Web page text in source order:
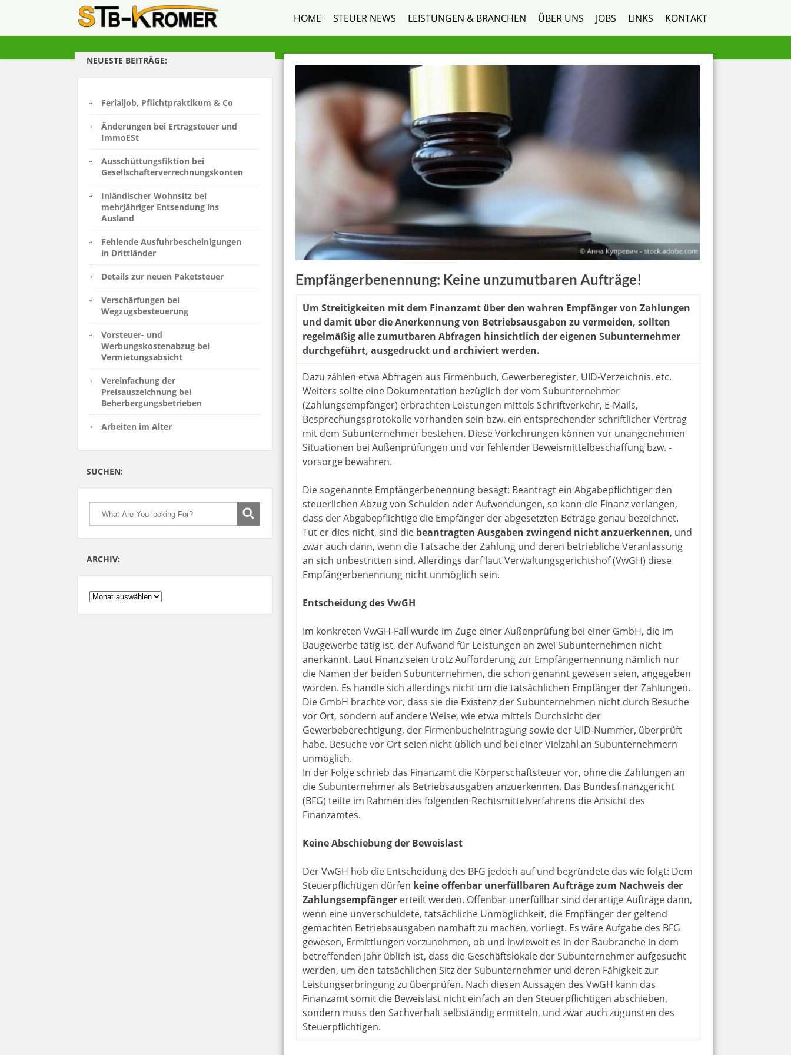
HOME STEUER NEWS LEISTUNGEN & BRANCHEN ÜBER UNS JOBS LINKS KONTAKT
NEUESTE BEITRÄGE:
Ferialjob, Pflichtpraktikum & Co
Änderungen bei Ertragsteuer und
ImmoESt
Ausschüttungsfiktion bei
Gesellschafterverrechnungskonten
Inländischer Wohnsitz bei
mehrjähriger Entsendung ins
Ausland
Fehlende Ausfuhrbescheinigungen
in Drittländer
Details zur neuen Paketsteuer
Verschärfungen bei
Wegzugsbesteuerung
Vorsteuer- und
Werbungskostenabzug bei
Vermietungsabsicht
Vereinfachung der
Preisauszeichnung bei
Beherbergungsbetrieben
Arbeiten im Alter
SUCHEN:
ARCHIV:
ARCHIV:
Empfängerbenennung: Keine unzumutbaren Aufträge!
Um Streitigkeiten mit dem Finanzamt über den wahren Empfänger von Zahlungen
und damit über die Anerkennung von Betriebsausgaben zu vermeiden, sollten
regelmäßig alle zumutbaren Abfragen hinsichtlich der eigenen Subunternehmer
durchgeführt, ausgedruckt und archiviert werden.
Dazu zählen etwa Abfragen aus Firmenbuch, Gewerberegister, UID-Verzeichnis, etc.
Weiters sollte eine Dokumentation bezüglich der vom Subunternehmer
(Zahlungsempfänger) erbrachten Leistungen mittels Schriftverkehr, E-Mails,
Besprechungsprotokolle vorhanden sein bzw. ein entsprechender schriftlicher Vertrag
mit dem Subunternehmer bestehen. Diese Vorkehrungen können vor unangenehmen
Situationen bei Außenprüfungen und vor fehlender Beweismittelbeschaffung bzw. -
vorsorge bewahren.
Die sogenannte Empfängerbenennung besagt: Beantragt ein Abgabepflichtiger den
steuerlichen Abzug von Schulden oder Aufwendungen, so kann die Finanz verlangen,
dass der Abgabepflichtige die Empfänger der abgesetzten Beträge genau bezeichnet.
Tut er dies nicht, sind die beantragten Ausgaben zwingend nicht anzuerkennen, und
zwar auch dann, wenn die Tatsache der Zahlung und deren betriebliche Veranlassung
an sich unbestritten sind. Allerdings darf laut Verwaltungsgerichtshof (VwGH) diese
Empfängerbenennung nicht unmöglich sein.
Entscheidung des VwGH
Im konkreten VwGH-Fall wurde im Zuge einer Außenprüfung bei einer GmbH, die im
Baugewerbe tätig ist, der Aufwand für Leistungen an zwei Subunternehmen nicht
anerkannt. Laut Finanz seien trotz Aufforderung zur Empfängernennung nämlich nur
die Namen der beiden Subunternehmen, die schon genannt gewesen seien, angegeben
worden. Es handle sich allerdings nicht um die tatsächlichen Empfänger der Zahlungen.
Die GmbH brachte vor, dass sie die Existenz der Subunternehmen nicht durch Besuche
vor Ort, sondern auf andere Weise, wie etwa mittels Durchsicht der
Gewerbeberechtigung, der Firmenbucheintragung sowie der UID-Nummer, überprüft
habe. Besuche vor Ort seien nicht üblich und bei einer Vielzahl an Subunternehmern
unmöglich.
In der Folge schrieb das Finanzamt die Körperschaftsteuer vor, ohne die Zahlungen an
die Subunternehmer als Betriebsausgaben anzuerkennen. Das Bundesfinanzgericht
(BFG) teilte im Rahmen des folgenden Rechtsmittelverfahrens die Ansicht des
Finanzamtes.
Keine Abschiebung der Beweislast
Der VwGH hob die Entscheidung des BFG jedoch auf und begründete das wie folgt: Dem
Steuerpflichtigen dürfen keine offenbar unerfüllbaren Aufträge zum Nachweis der
Zahlungsempfänger erteilt werden. Offenbar unerfüllbar sind derartige Aufträge dann,
wenn eine unverschuldete, tatsächliche Unmöglichkeit, die Empfänger der geltend
gemachten Betriebsausgaben namhaft zu machen, vorliegt. Es wäre Aufgabe des BFG
gewesen, Ermittlungen vorzunehmen, ob und inwieweit es in der Baubranche in dem
betreffenden Jahr üblich ist, dass die Geschäftslokale der Subunternehmer aufgesucht
werden, um den tatsächlichen Sitz der Subunternehmer und deren Fähigkeit zur
Leistungserbringung zu überprüfen. Nach diesen Aussagen des VwGH kann das
Finanzamt somit die Beweislast nicht einfach an den Steuerpflichtigen abschieben,
sondern muss den Sachverhalt selbständig ermitteln, und zwar auch zugunsten des
Steuerpflichtigen.